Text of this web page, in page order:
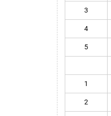
3
4
5
1
2